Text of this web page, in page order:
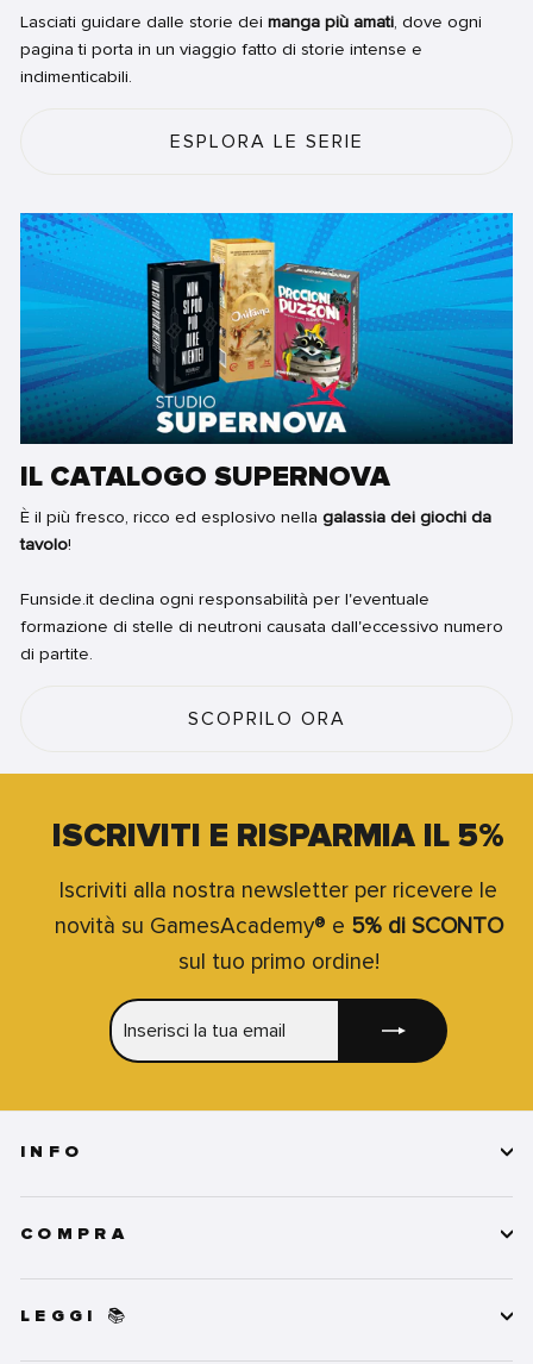
Lasciati guidare dalle storie dei manga più amati , dove ogni
pagina ti porta in un viaggio fatto di storie intense e
indimenticabili.
ESPLORA LE SERIE
IL CATALOGO SUPERNOVA
È il più fresco, ricco ed esplosivo nella galassia dei giochi da
tavolo!
Funside.it declina ogni responsabilità per l'eventuale
formazione di stelle di neutroni causata dall'eccessivo numero
di partite.
SCOPRILO ORA
ISCRIVITI E RISPARMIA IL 5%
Iscriviti alla nostra newsletter per ricevere le
novità su GamesAcademy® e 5% di SCONTO
sul tuo primo ordine!
LA
INFO
COMPRA
LEGGI 📚